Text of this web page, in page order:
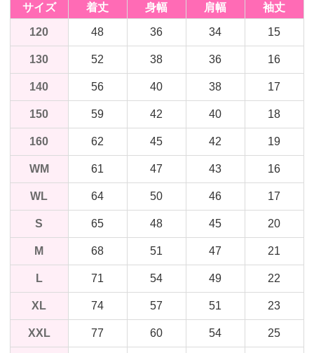
サイズ 着丈 身幅 肩幅 袖丈
120 48 36 34 15
130 52 38 36 16
140 56 40 38 17
150 59 42 40 18
160 62 45 42 19
WM 61 47 43 16
WL 64 50 46 17
S 65 48 45 20
M 68 51 47 21
L 71 54 49 22
XL 74 57 51 23
XXL 77 60 54 25